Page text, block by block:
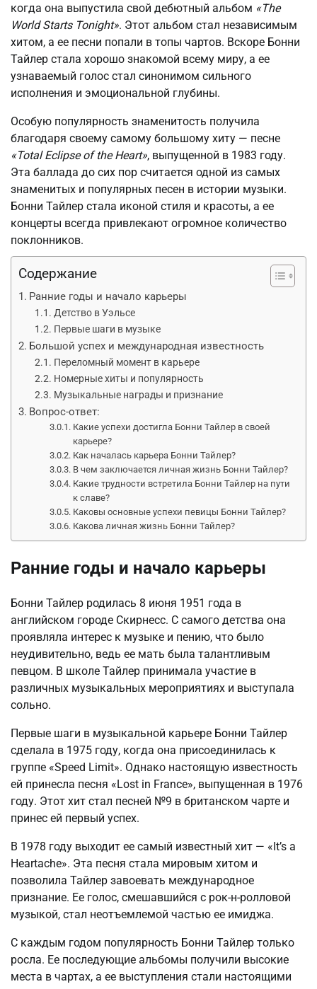
когда она выпустила свой дебютный альбом «The
World Starts Tonight». Этот альбом стал независимым
хитом, а ее песни попали в топы чартов. Вскоре Бонни
Тайлер стала хорошо знакомой всему миру, а ее
узнаваемый голос стал синонимом сильного
исполнения и эмоциональной глубины.
Особую популярность знаменитость получила
благодаря своему самому большому хиту — песне
«Total Eclipse of the Heart», выпущенной в 1983 году.
Эта баллада до сих пор считается одной из самых
знаменитых и популярных песен в истории музыки.
Бонни Тайлер стала иконой стиля и красоты, а ее
концерты всегда привлекают огромное количество
поклонников.
Содержание
Ранние годы и начало карьеры
Детство в Уэльсе
Первые шаги в музыке
Большой успех и международная известность
Переломный момент в карьере
Номерные хиты и популярность
Музыкальные награды и признание
Вопрос-ответ:
Какие успехи достигла Бонни Тайлер в своей
карьере?
Как началась карьера Бонни Тайлер?
В чем заключается личная жизнь Бонни Тайлер?
Какие трудности встретила Бонни Тайлер на пути
к славе?
Каковы основные успехи певицы Бонни Тайлер?
Какова личная жизнь Бонни Тайлер?
Ранние годы и начало карьеры
Бонни Тайлер родилась 8 июня 1951 года в
английском городе Скирнесс. С самого детства она
проявляла интерес к музыке и пению, что было
неудивительно, ведь ее мать была талантливым
певцом. В школе Тайлер принимала участие в
различных музыкальных мероприятиях и выступала
сольно.
Первые шаги в музыкальной карьере Бонни Тайлер
сделала в 1975 году, когда она присоединилась к
группе «Speed Limit». Однако настоящую известность
ей принесла песня «Lost in France», выпущенная в 1976
году. Этот хит стал песней №9 в британском чарте и
принес ей первый успех.
В 1978 году выходит ее самый известный хит — «It’s a
Heartache». Эта песня стала мировым хитом и
позволила Тайлер завоевать международное
признание. Ее голос, смешавшийся с рок-н-ролловой
музыкой, стал неотъемлемой частью ее имиджа.
С каждым годом популярность Бонни Тайлер только
росла. Ее последующие альбомы получили высокие
места в чартах, а ее выступления стали настоящими